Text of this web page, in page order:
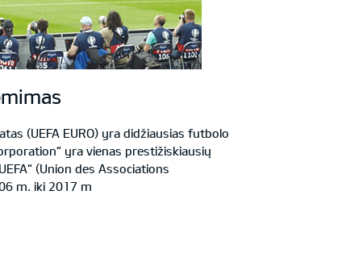
(UEFA EURO) yra didžiausias futbolo
yra vienas prestižiskiausių
(Union des Associations
m. iki 2017 m